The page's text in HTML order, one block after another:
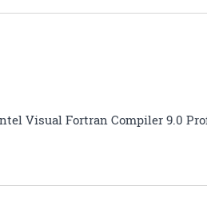
Visual Fortran Compiler 9.0